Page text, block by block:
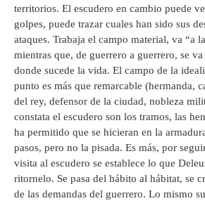
territorios. El escudero en cambio puede
golpes, puede trazar cuales han sido sus
ataques. Trabaja el campo material, va “a
mientras que, de guerrero a guerrero, se
donde sucede la vida. El campo de la
punto es más que remarcable (hermanda,
del rey, defensor de la ciudad, nobleza
constata el escudero son los tramos, las
ha permitido que se hicieran en la
pasos, pero no la pisada. Es más, por
visita al escudero se establece lo que
ritornelo. Se pasa del hábito al hábitat, se
de las demandas del guerrero. Lo mismo